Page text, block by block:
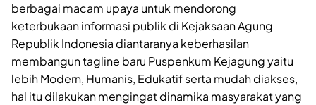
berbagai macam upaya untuk mendorong
keterbukaan informasi publik di Kejaksaan Agung
Republik Indonesia diantaranya keberhasilan
membangun tagline baru Puspenkum Kejagung yaitu
lebih Modern, Humanis, Edukatif serta mudah diakses,
hal itu dilakukan mengingat dinamika masyarakat yang